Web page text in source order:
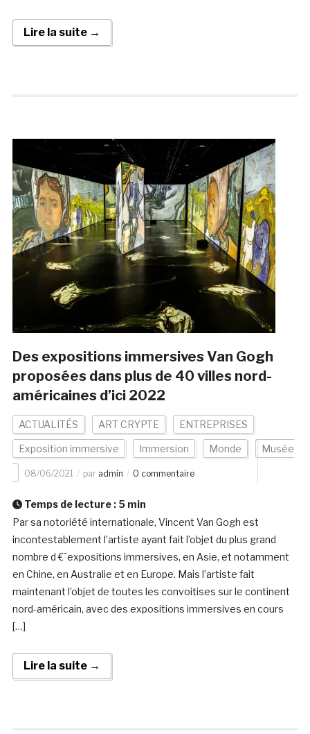
Lire la suite →
Des expositions immersives Van Gogh
proposées dans plus de 40 villes nord-
américaines d’ici 2022
ACTUALITÉS ART CRYPTE ENTREPRISES
Exposition immersive Immersion Monde Musée
08/06/2021 par admin 0 commentaire
Temps de lecture : 5 min
Par sa notoriété internationale, Vincent Van Gogh est
incontestablement l’artiste ayant fait l’objet du plus grand
nombre d €˜expositions immersives, en Asie, et notamment
en Chine, en Australie et en Europe. Mais l’artiste fait
maintenant l’objet de toutes les convoitises sur le continent
nord-américain, avec des expositions immersives en cours
[…]
Lire la suite →